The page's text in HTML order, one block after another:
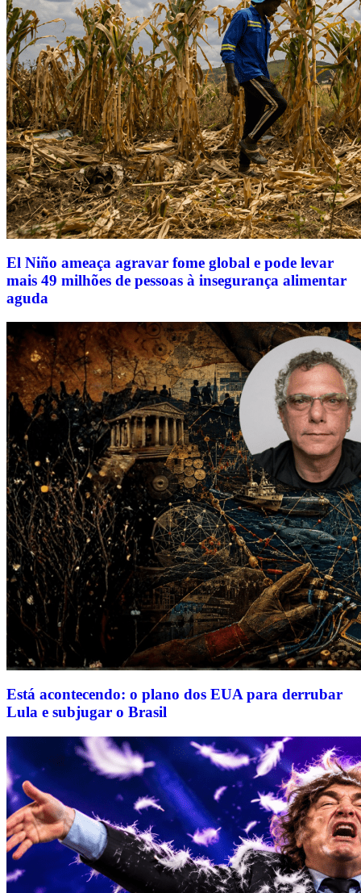
El Niño ameaça agravar fome global e pode levar
mais 49 milhões de pessoas à insegurança alimentar
aguda
Está acontecendo: o plano dos EUA para derrubar
Lula e subjugar o Brasil